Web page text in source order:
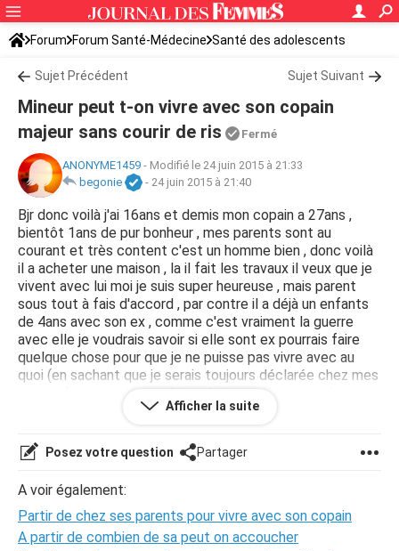
Forum Forum Santé-Médecine Santé des adolescents
Sujet Précédent Sujet Suivant
Mineur peut t-on vivre avec son copain
majeur sans courir de ris
Fermé
ANONYME1459 - Modifié le 24 juin 2015 à 21:33
begonie
- 24 juin 2015 à 21:40
Bjr donc voilà j'ai 16ans et demis mon copain a 27ans ,
bientôt 1ans de pur bonheur , mes parents sont au
courant et très content c'est un homme bien , donc voilà
il a acheter une maison , la il fait les travaux il veux que je
vivent avec lui moi je suis super heureuse , mais parent
sous tout à fais d'accord , par contre il a déjà un enfants
de 4ans avec son ex , comme c'est vraiment la guerre
avec elle je voudrais savoir si elle sont ex pourrais faire
quelque chose pour que je ne puisse pas vivre avec au
quoi (en sachant que je serais toujours déclarée chez mes
parents) , et aussi je voulais préciser qu'il sont seulement
entrain de faire les papier pour la garde du petit il y auras
dedans si elle dit que je vais emènager avec alors que je
suis mineur ?
Afficher la suite
Posez votre question Partager
A voir également:
Partir de chez ses parents pour vivre avec son copain
A partir de combien de sa peut on accoucher